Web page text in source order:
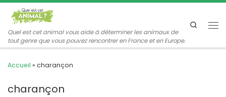
Passer au contenu
Quel est cet animal vous aide à déterminer les animaux de
tout genre que vous pouvez rencontrer en France et en Europe.
Search
Accueil » charançon
charançon